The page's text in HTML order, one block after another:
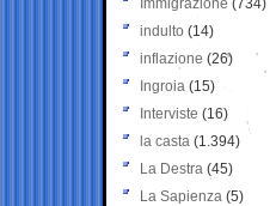
Immigrazione (734)
indulto (14)
inflazione (26)
Ingroia (15)
Interviste (16)
la casta (1.394)
La Destra (45)
La Sapienza (5)